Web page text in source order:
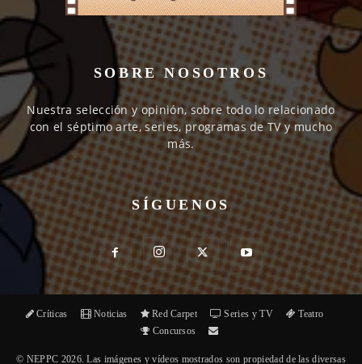
SOBRE NOSOTROS
Nuestra selección y opinión, sobre todo lo relacionado
con el séptimo arte, series, programas de TV y mucho
más.
SÍGUENOS
Críticas Noticias Red Carpet Series y TV
Teatro
Concursos
© NEPPC 2026. Las imágenes y vídeos mostrados son propiedad de las diversas